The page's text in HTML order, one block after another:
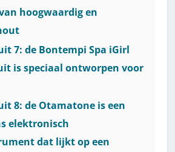
hoogwaardig en
7: de Bontempi Spa iGirl
is speciaal ontworpen voor
8: de Otamatone is een
elektronisch
dat lijkt op een